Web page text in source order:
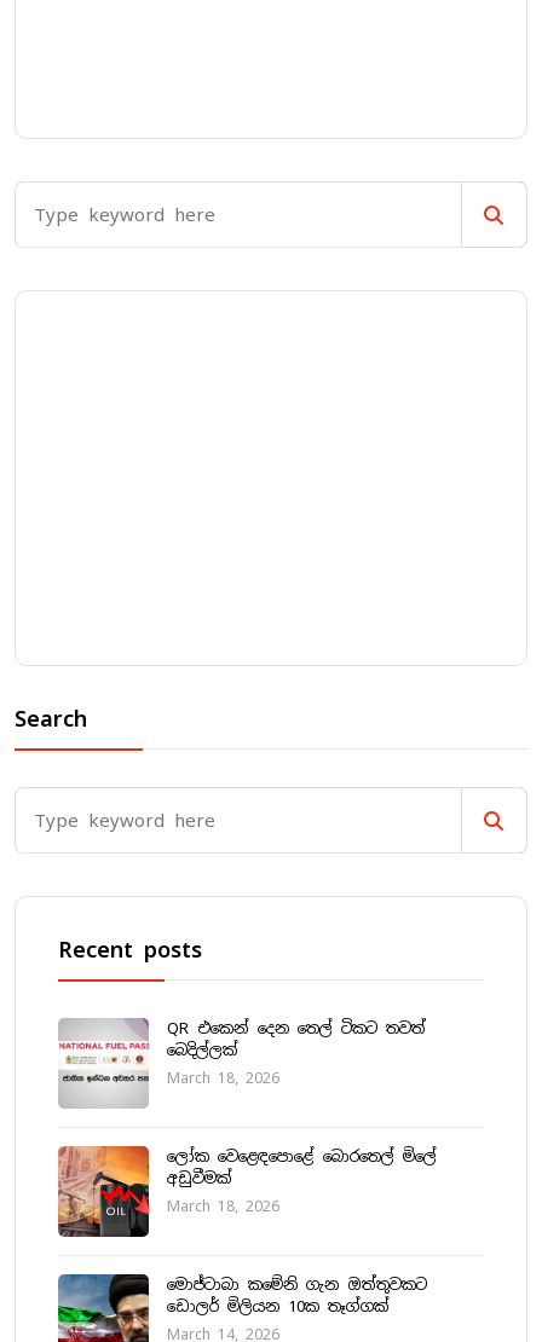
Search
Recent posts
QR එකෙන් දෙන තෙල් ටිකට තවත්
බෙදිල්ලක්
March 18, 2026
ලෝක වෙළෙඳපොළේ බොරතෙල් මිලේ
අඩුවීමක්
March 18, 2026
මොජ්ටාබා කමේනි ගැන ඔත්තුවකට
ඩොලර් මිලියන 10ක තෑග්ගක්
March 14, 2026